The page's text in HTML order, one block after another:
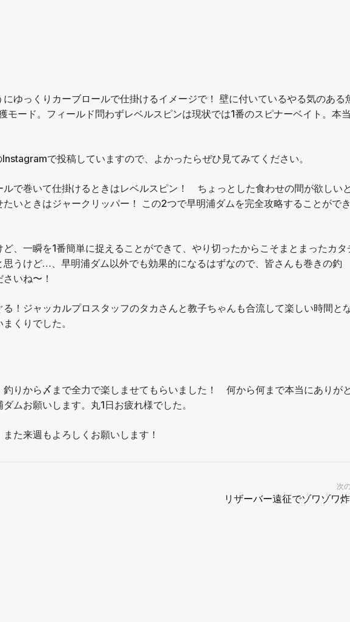
ゆっくりカーブロールで仕掛けるイメージで！ 壁に付いているやる気のある
モード。フィールド問わずレベルスピンは現状では1番のスピナーベイト。本
で投稿していますので、よかったらぜひ見てみてください。
で巻いて仕掛けるときはレベルスピン！ ちょっとした食わせの間が欲しい
いときはジャークリッパー！ この2つで早明浦ダムを完全攻略することがで
、一瞬を1番簡単に捉えることができて、やり切ったからこそまとまったカタ
うけど…、早明浦ダム以外でも効果的になるはずなので、皆さんも巻きの釣
いね〜！
！ジャッカルプロスタッフのタカさんと教子ちゃんも合流して楽しい時間と
くりでした。
りから〆まで全力で楽しませてもらいました！ 何から何まで本当にありが
ムお願いします。丸1日お疲れ様でした。
た来週もよろしくお願いします！
次
リザーバー遠征でゾワゾワ炸